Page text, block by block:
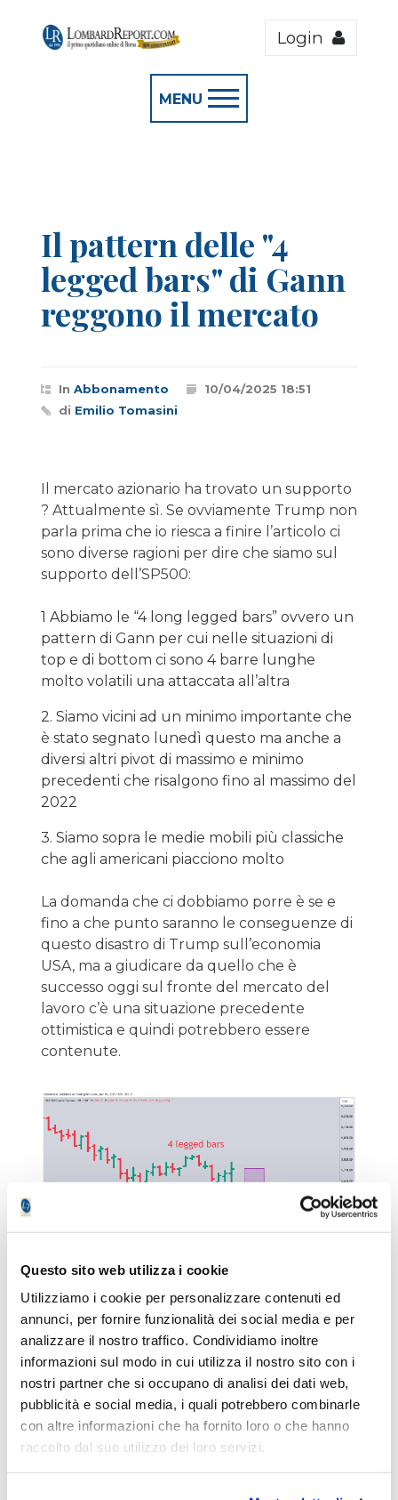
Questo sito web utilizza i cookie
Utilizziamo i cookie per personalizzare contenuti ed
annunci, per fornire funzionalità dei social media e per
analizzare il nostro traffico. Condividiamo inoltre
informazioni sul modo in cui utilizza il nostro sito con i
nostri partner che si occupano di analisi dei dati web,
pubblicità e social media, i quali potrebbero combinarle
con altre informazioni che ha fornito loro o che hanno
raccolto dal suo utilizzo dei loro servizi.
Login
MENU
Il pattern delle "4
legged bars" di Gann
reggono il mercato
In Abbonamento
10/04/2025 18:51
di Emilio Tomasini
Il mercato azionario ha trovato un supporto
? Attualmente sì. Se ovviamente Trump non
parla prima che io riesca a finire l’articolo ci
sono diverse ragioni per dire che siamo sul
supporto dell’SP500:
1 Abbiamo le “4 long legged bars” ovvero un
pattern di Gann per cui nelle situazioni di
top e di bottom ci sono 4 barre lunghe
molto volatili una attaccata all’altra
2. Siamo vicini ad un minimo importante che
è stato segnato lunedì questo ma anche a
diversi altri pivot di massimo e minimo
precedenti che risalgono fino al massimo del
2022
3. Siamo sopra le medie mobili più classiche
che agli americani piacciono molto
La domanda che ci dobbiamo porre è se e
fino a che punto saranno le conseguenze di
questo disastro di Trump sull’economia
USA, ma a giudicare da quello che è
successo oggi sul fronte del mercato del
lavoro c’è una situazione precedente
ottimistica e quindi potrebbero essere
contenute.
L’autore del presente articolo è iscritto
all’Ordine dei Giornalisti e non detiene gli
strumenti oggetto delle sue analisi.
Il nostro giornale rispetta la Carta dei